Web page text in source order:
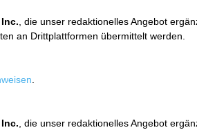
, die unser redaktionelles Angebot
an Drittplattformen übermittelt werden.
, die unser redaktionelles Angebot